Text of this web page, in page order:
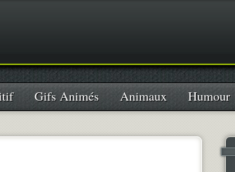
Gifs Animés Animaux Humour